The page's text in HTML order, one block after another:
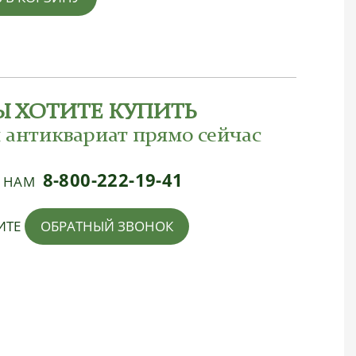
ХОТИТЕ КУПИТЬ
прямо сейчас
НАМ 8-800-222-19-41
ОБРАТНЫЙ ЗВОНОК